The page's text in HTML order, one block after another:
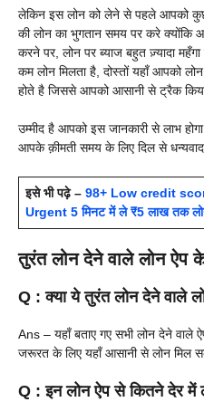
लेकिन इस लोन को लेने से पहले आपको कुछ
की लोन का भुगतान समय पर करे क्योंकि
करने पर, लोन पर ब्याज बहुत ज़्यादा
कम लोन मिलता है, दोस्तों यहाँ आपको
होते है जिससे आपको आसानी से ट्रैक
उम्मीद है आपको इस जानकारी से लाभ
आपके क़ीमती समय के लिए दिल से
इसे भी पढ़े – 98+ Low credit
Urgent 5 मिनट में ले ₹5 लाख तक
तुरंत लोन देने वाले लोन ऐप
Q : क्या ये तुरंत लोन देने वाले
Ans – यहाँ बताए गए सभी लोन देने वाले
जरूरत के लिए यहाँ आसानी से लोन मिल
Q : इन लोन ऐप से कितने देर में